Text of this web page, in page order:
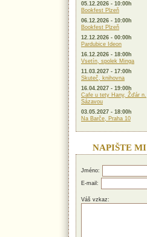
05.12.2026 - 10:00h
Bookfest Plzeň
06.12.2026 - 10:00h
Bookfest Plzeň
12.12.2026 - 00:00h
Pardubice Ideon
16.12.2026 - 18:00h
Vsetín, spolek Minga
11.03.2027 - 17:00h
Skuteč, knihovna
16.04.2027 - 19:00h
Cafe u tety Hany, Žďár n.
Sázavou
03.05.2027 - 18:00h
Na Barče, Praha 10
NAPIŠTE MI
Jméno:
E-mail:
Váš vzkaz: